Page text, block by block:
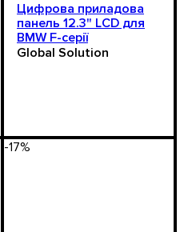
Цифрова приладова
панель 12.3" LCD для
BMW F-серії
Global Solution
-17%